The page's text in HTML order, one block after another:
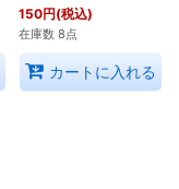
150円(税込)
在庫数 8点
カートに入れる